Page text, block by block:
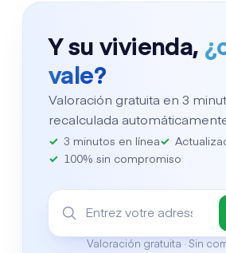
Y su vivienda,
vale?
Valoración gratuita en 3
recalculada
3 minutos en línea
100% sin compromiso
Valoración gratuita · Sin